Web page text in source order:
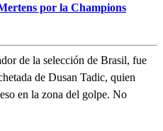
por la Champions
de la selección de Brasil, fue
de Dusan Tadic, quien
en la zona del golpe. No